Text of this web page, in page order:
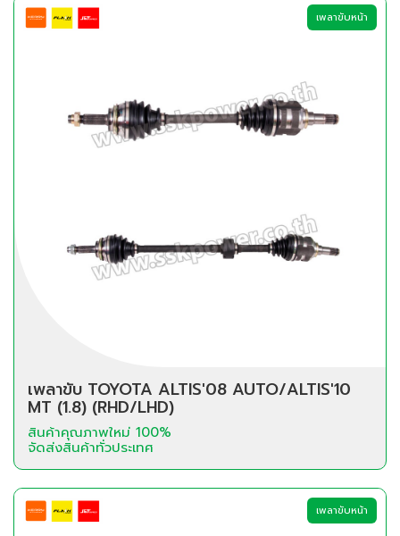
เพลาขับหน้า
เพลาขับ TOYOTA ALTIS'08 AUTO/ALTIS'10
MT (1.8) (RHD/LHD)
สินค้าคุณภาพใหม่ 100%
จัดส่งสินค้าทั่วประเทศ
เพลาขับหน้า